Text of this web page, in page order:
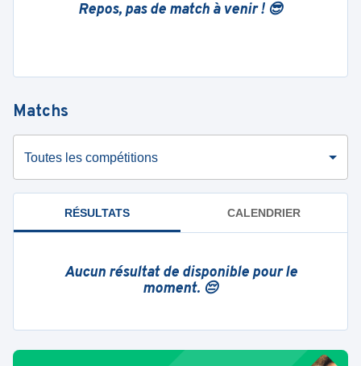
Repos, pas de match à venir ! 😎
Matchs
Toutes les compétitions
RÉSULTATS CALENDRIER
Aucun résultat de disponible pour le
moment. 😔